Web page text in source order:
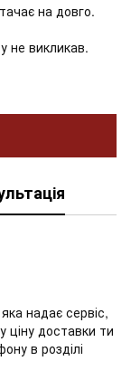
на довго.
не викликав.
надає сервіс,
ціну доставки ти
в розділі